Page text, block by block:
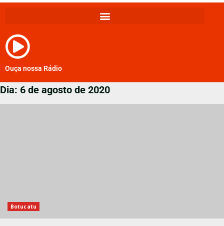
Ouça nossa Rádio
Dia: 6 de agosto de 2020
Botucatu